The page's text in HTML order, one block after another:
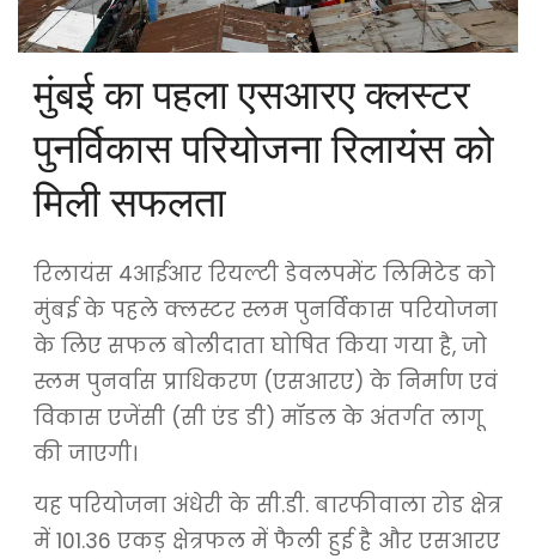
मुंबई का पहला एसआरए क्लस्टर
पुनर्विकास परियोजना रिलायंस को
मिली सफलता
रिलायंस 4आईआर रियल्टी डेवलपमेंट लिमिटेड को
मुंबई के पहले क्लस्टर स्लम पुनर्विकास परियोजना
के लिए सफल बोलीदाता घोषित किया गया है, जो
स्लम पुनर्वास प्राधिकरण (एसआरए) के निर्माण एवं
विकास एजेंसी (सी एंड डी) मॉडल के अंतर्गत लागू
की जाएगी।
यह परियोजना अंधेरी के सी.डी. बारफीवाला रोड क्षेत्र
में 101.36 एकड़ क्षेत्रफल में फैली हुई है और एसआरए